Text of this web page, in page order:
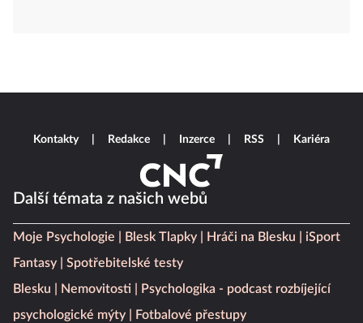
Další témata z našich webů
Moje Psychologie Blesk Tlapky Hráči na Blesku
iSport
Fantasy
Spotřebitelské testy
Blesku
Nemovitosti
Psychologika - podcast rozbíjející
psychologické mýty
Fotbalové přestupy
Kontakty Redakce Inzerce RSS Kariéra